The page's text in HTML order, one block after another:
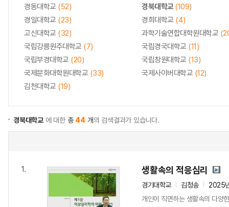
경동대학교 (52) 경북대학교(109)
경일대학교 (23) 경희대학교 (4)
고신대학교 (32) 과학기술연합대학원대학교
국립강릉원주대학교 (7) 국립경국대학교 (11)
국립부경대학교 (20) 국립창원대학교 (13)
국제문화대학원대학교 (33) 국제사이버대학교 (12)
김천대학교 (19)
경북대학교 에 대한 총 44 개의 검색결과가 있습니다.
1. 생활속의 적응심리
경기대학교 김청송
2025
개인이 직면하는 생활속의 다양